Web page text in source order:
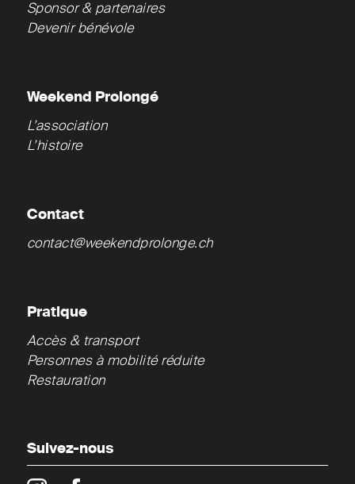
Sponsor & partenaires
Devenir bénévole
Weekend Prolongé
L’association
L’histoire
Contact
contact@weekendprolonge.ch
Pratique
Accès & transport
Personnes à mobilité réduite
Restauration
Suivez-nous